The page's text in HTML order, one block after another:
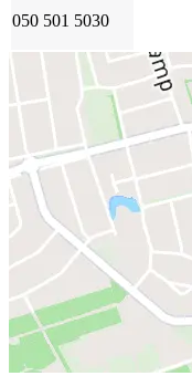
050 501 5030